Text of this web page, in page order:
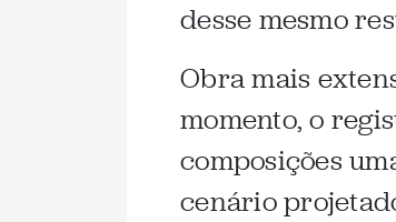
desse mesmo
Obra mais
momento, o
composições
cenário